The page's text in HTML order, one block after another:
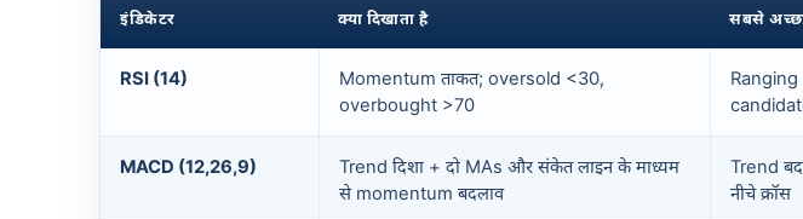
इंडिकेटर क्या दिखाता है सबसे
RSI (14)
Momentum ताकत; oversold <30,
overbought >70
MACD (12,26,9)
Trend दिशा + दो MAs और संकेत लाइन के माध्यम
से momentum बदलाव
Trend
नीचे क्रॉस